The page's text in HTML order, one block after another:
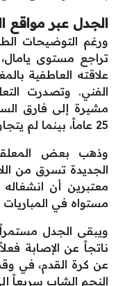
الجدل عبر مواقع
ورغم التوضيحات
تراجع مستوى
علاقته العاطفية
الفني. وتصدرت
مشيرة إلى فارق
25 عاماً، بينما لم يتجاوز يامال 18 عاماً.
وذهب بعض
الجديدة تسرق من
معتبرين أن
مستواه في المباريات
ويبقى الجدل
ناتجاً عن الإصابة
عن كرة القدم، في
النجم الشاب سريعاً